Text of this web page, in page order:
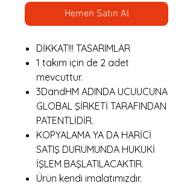
Hemen Satın Al
DİKKAT!!! TASARIMLAR
1 takım için de 2 adet
mevcuttur.
3DandHM ADINDA UCUUCUNA
GLOBAL ŞİRKETİ TARAFINDAN
PATENTLİDİR.
KOPYALAMA YA DA HARİCİ
SATIŞ DURUMUNDA HUKUKİ
İŞLEM BAŞLATILACAKTIR.
Ürün kendi imalatımızdır.